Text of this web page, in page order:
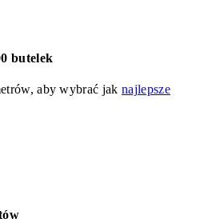
butelek
aby wybrać jaknajlepsze